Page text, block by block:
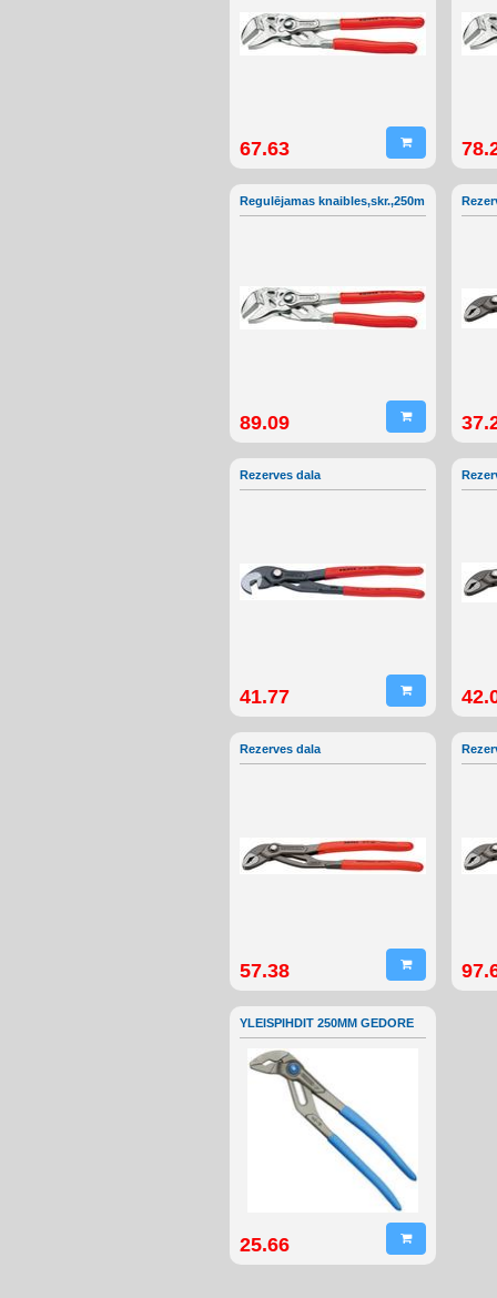
67.63
Regulējamas knaibles,skr.,250m
89.09
Rezerves dala
41.77
Rezerves dala
57.38
YLEISPIHDIT 250MM GEDORE
25.66